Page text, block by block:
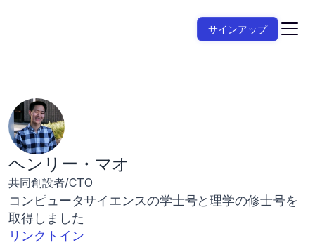
サインアップ
ヘンリー・マオ
共同創設者/CTO
コンピュータサイエンスの学士号と理学の修士号を
取得しました
リンクトイン